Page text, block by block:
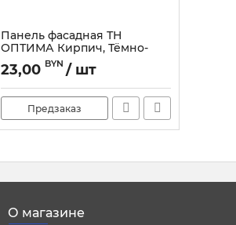
Панель фасадная ТН
ОПТИМА Кирпич, Тёмно-
коричневый
Артикул: 82847
23,00 BYN / шт
Предзаказ
О магазине